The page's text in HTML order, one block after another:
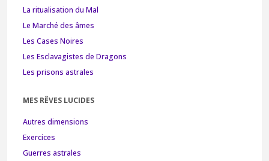
La ritualisation du Mal
Le Marché des âmes
Les Cases Noires
Les Esclavagistes de Dragons
Les prisons astrales
MES RÊVES LUCIDES
Autres dimensions
Exercices
Guerres astrales